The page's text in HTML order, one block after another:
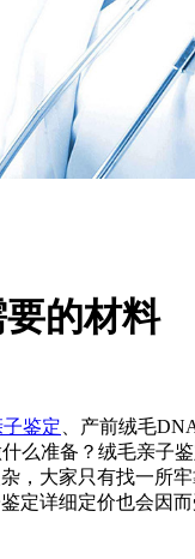
的材料
鉴定 、产前绒毛
么准备？绒毛亲子
，大家只有找一所
定详细定价也会因